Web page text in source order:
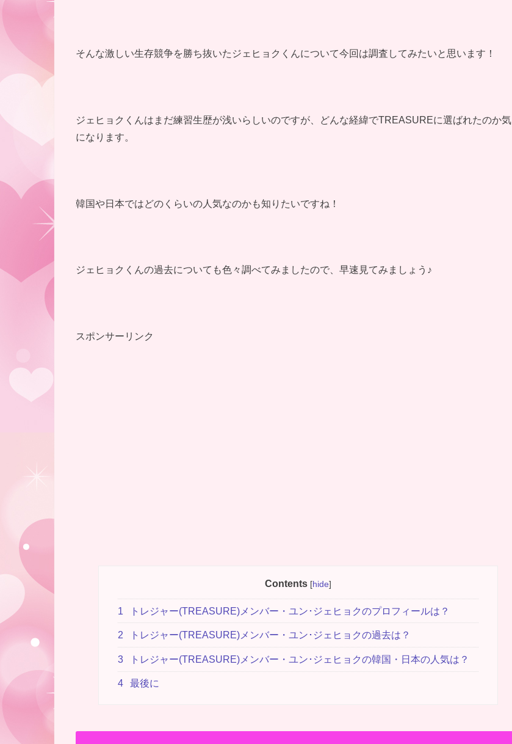
そんな激しい生存競争を勝ち抜いたジェヒョクくんについて今回は調査してみたいと思います！
ジェヒョクくんはまだ練習生歴が浅いらしいのですが、どんな経緯でTREASUREに選ばれたのか気
になります。
韓国や日本ではどのくらいの人気なのかも知りたいですね！
ジェヒョクくんの過去についても色々調べてみましたので、早速見てみましょう♪
スポンサーリンク
Contents [hide]
1 トレジャー(TREASURE)メンバー・ユン･ジェヒョクのプロフィールは？
2 トレジャー(TREASURE)メンバー・ユン･ジェヒョクの過去は？
3 トレジャー(TREASURE)メンバー・ユン･ジェヒョクの韓国・日本の人気は？
4 最後に